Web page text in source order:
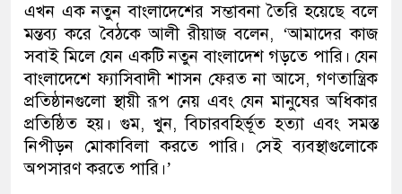
এখন এক নতুন বাংলাদেশের সম্ভাবনা তৈরি হয়েছে বলে
মন্তব্য করে বৈঠকে আলী রীয়াজ বলেন, ‘আমাদের কাজ
সবাই মিলে যেন একটি নতুন বাংলাদেশ গড়তে পারি। যেন
বাংলাদেশে ফ্যাসিবাদী শাসন ফেরত না আসে, গণতান্ত্রিক
প্রতিষ্ঠানগুলো স্থায়ী রূপ নেয় এবং যেন মানুষের অধিকার
প্রতিষ্ঠিত হয়। গুম, খুন, বিচারবহির্ভূত হত্যা এবং সমস্ত
নিপীড়ন মোকাবিলা করতে পারি। সেই ব্যবস্থাগুলোকে
অপসারণ করতে পারি।’